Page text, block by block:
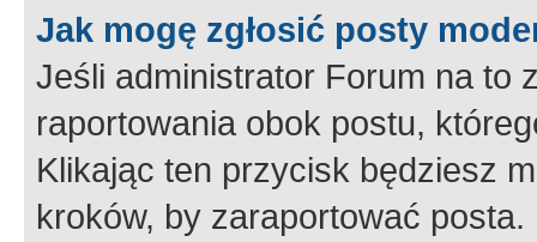
Jak mogę zgłosić posty
Jeśli administrator Forum na to
raportowania obok postu,
Klikając ten przycisk będziesz
kroków, by zaraportować posta.